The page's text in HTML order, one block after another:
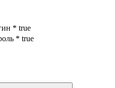
* true
* true